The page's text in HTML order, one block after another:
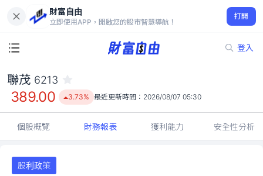
財富自由
立即使用APP，開啟您的股市智慧導航！
打開
登入
389.00
3.73%
聯茂 6213
389.00 3.73% 最近更新時間： 2026/08/07 05:30
個股概覽 財務報表 獲利能力 安全性分析
股利政策